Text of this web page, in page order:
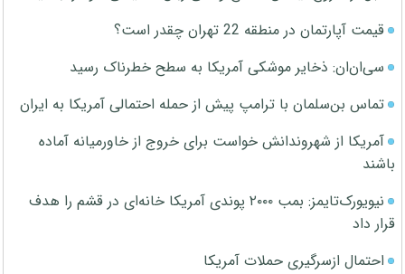
قیمت آپارتمان در منطقه 22 تهران چقدر است؟
سی‌ان‌ان: ذخایر موشکی آمریکا به سطح خطرناک رسید
تماس بن‌سلمان با ترامپ پیش از حمله احتمالی آمریکا به ایران
آمریکا از شهروندانش خواست برای خروج از خاورمیانه آماده
باشند
نیویورک‌تایمز: بمب ۲۰۰۰ پوندی آمریکا خانه‌ای در قشم را هدف
قرار داد
احتمال ازسرگیری حملات آمریکا